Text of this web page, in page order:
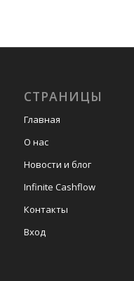
СТРАНИЦЫ
Главная
О нас
Новости и блог
Infinite Cashflow
Контакты
Вход